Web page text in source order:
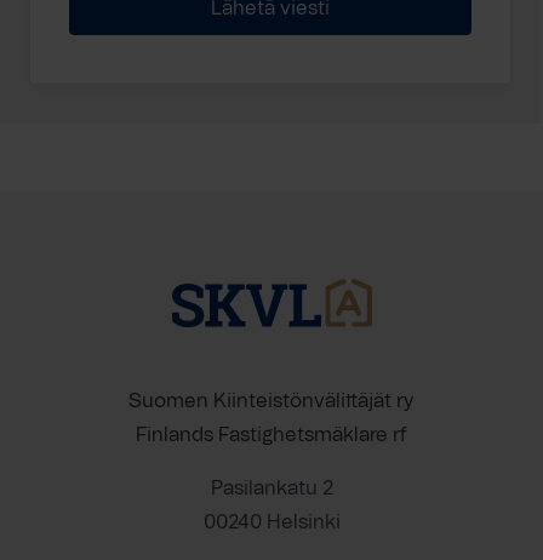
Suomen Kiinteistönvälittäjät ry
Finlands Fastighetsmäklare rf
Pasilankatu 2
00240 Helsinki